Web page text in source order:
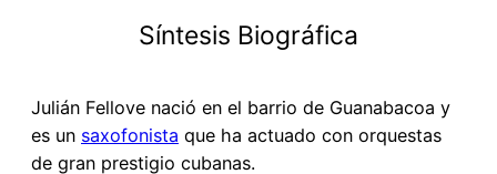
Síntesis Biográfica
Julián Fellove nació en el barrio de Guanabacoa y
es un saxofonista que ha actuado con orquestas
de gran prestigio cubanas.